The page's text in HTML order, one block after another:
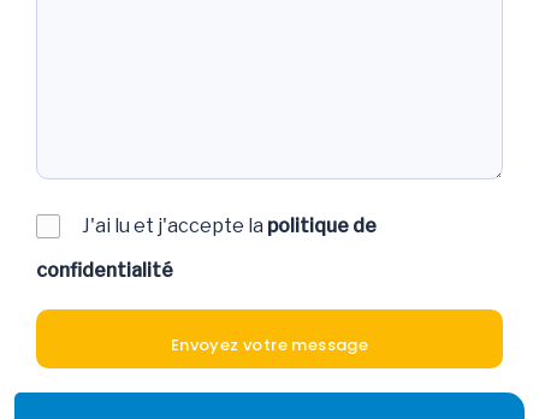
J'ai lu et j'accepte la politique de
confidentialité